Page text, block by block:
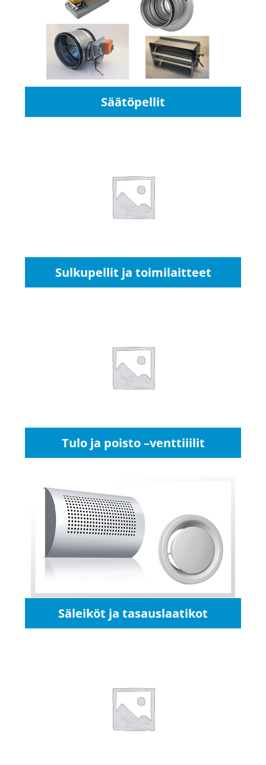
Säätöpellit
Sulkupellit ja toimilaitteet
Tulo ja poisto –venttiiilit
Säleiköt ja tasauslaatikot